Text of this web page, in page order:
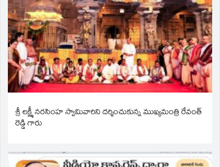
శ్రీ లక్ష్మీ నరసింహ స్వామివారిని దర్శించుకున్న ముఖ్యమంత్రి రేవంత్
రెడ్డి గారు